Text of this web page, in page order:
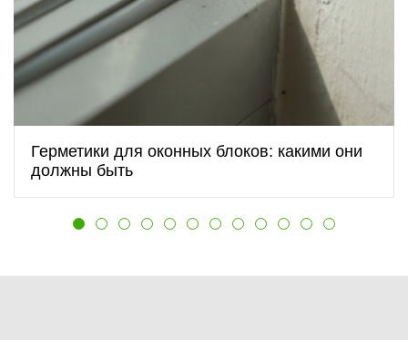
Герметики для оконных блоков: какими они
должны быть